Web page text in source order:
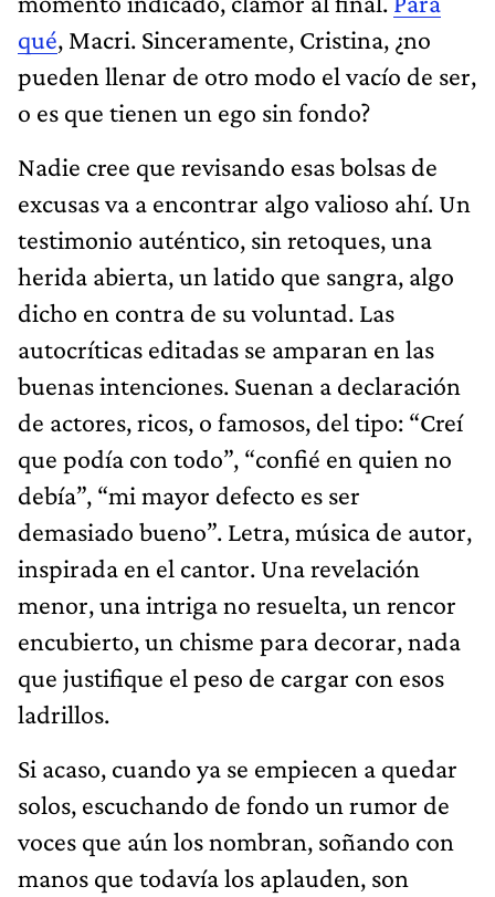
qué, Macri. Sinceramente, Cristina, ¿no
pueden llenar de otro modo el vacío de ser,
o es que tienen un ego sin fondo?
Nadie cree que revisando esas bolsas de
excusas va a encontrar algo valioso ahí. Un
testimonio auténtico, sin retoques, una
herida abierta, un latido que sangra, algo
dicho en contra de su voluntad. Las
autocríticas editadas se amparan en las
buenas intenciones. Suenan a declaración
de actores, ricos, o famosos, del tipo: “Creí
que podía con todo”, “confié en quien no
debía”, “mi mayor defecto es ser
demasiado bueno”. Letra, música de autor,
inspirada en el cantor. Una revelación
menor, una intriga no resuelta, un rencor
encubierto, un chisme para decorar, nada
que justifique el peso de cargar con esos
ladrillos.
Si acaso, cuando ya se empiecen a quedar
solos, escuchando de fondo un rumor de
voces que aún los nombran, soñando con
manos que todavía los aplauden, son